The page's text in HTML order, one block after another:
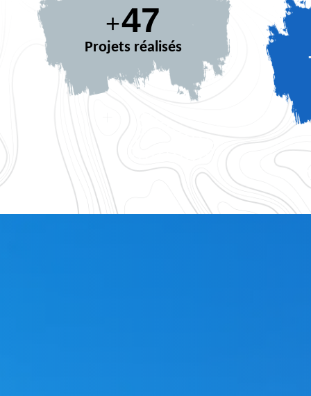
+67
Projets réalisés
Accessoires gouttiere